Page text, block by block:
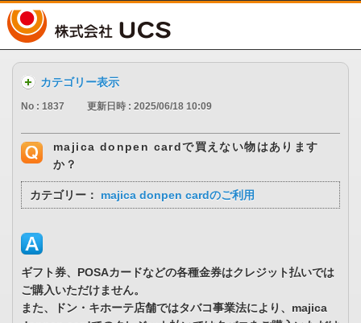
カテゴリー表示
No : 1837 更新日時 : 2025/06/18 10:09
majica donpen cardで買えない物はあります
か？
カテゴリー： majica donpen cardのご利用
ギフト券、POSAカードなどの各種金券はクレジット払いでは
ご購入いただけません。
また、ドン・キホーテ店舗ではタバコ事業法により、majica